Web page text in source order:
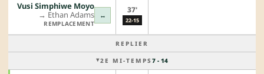
↔
Vusi Simphiwe Moyo
→︎ Ethan Adams
REMPLACEMENT
37'
22-15
REPLIER
2E MI-TEMPS 7 - 14